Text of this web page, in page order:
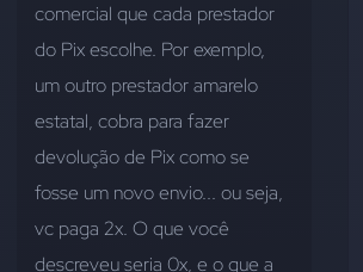
comercial que cada prestador
do Pix escolhe. Por exemplo,
um outro prestador amarelo
estatal, cobra para fazer
devolução de Pix como se
fosse um novo envio... ou seja,
vc paga 2x. O que você
descreveu seria 0x, e o que a